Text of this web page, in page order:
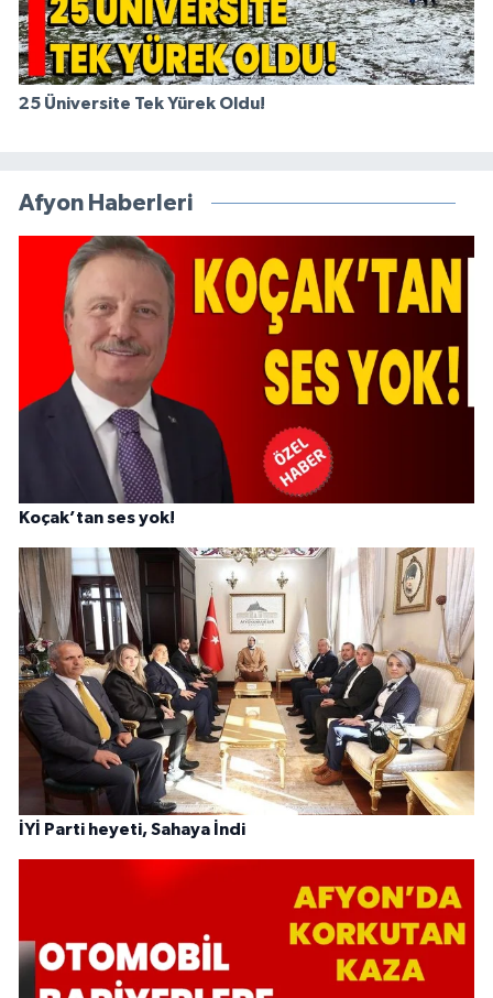
25 Üniversite Tek Yürek Oldu!
Afyon Haberleri
Koçak’tan ses yok!
İYİ Parti heyeti, Sahaya İndi